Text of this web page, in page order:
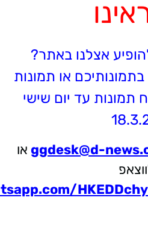
אצלנו באתר?
או תמונות
תמונות עד יום שישי
ggdesk@d- או